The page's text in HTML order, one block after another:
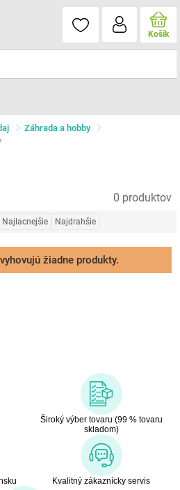
Košík
Záhrada a hobby
0 produktov
Najlacnejšie Najdrahšie
žiadne produkty.
Široký výber tovaru (99 % tovaru
skladom)
Kvalitný zákaznícky servis